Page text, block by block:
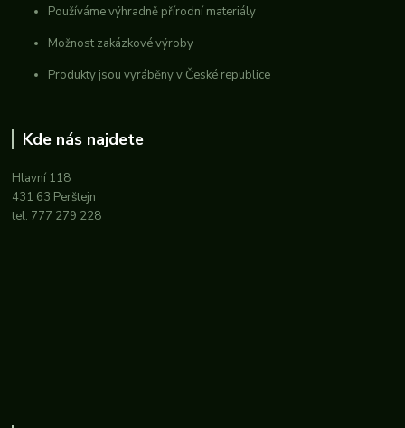
Používáme výhradně přírodní materiály
Možnost zakázkové výroby
Produkty jsou vyráběny v České republice
Kde nás najdete
Hlavní 118
431 63 Perštejn
tel: 777 279 228